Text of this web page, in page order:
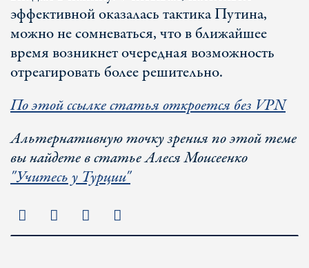
эффективной оказалась тактика Путина,
можно не сомневаться, что в ближайшее
время возникнет очередная возможность
отреагировать более решительно.
По этой ссылке статья откроется без VPN
Альтернативную точку зрения по этой теме
вы найдете в статье Алеся Моисеенко
"Учитесь у Турции"